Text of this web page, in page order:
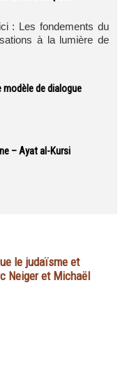
: Les fondements du
à la lumière de
de dialogue
– Ayat al-Kursi
le judaïsme et
Neiger et Michaël